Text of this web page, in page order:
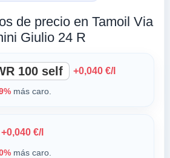
de precio en Tamoil Via
Giulio 24 R
100 self +0,040 €/l
más caro.
+0,040 €/l
más caro.